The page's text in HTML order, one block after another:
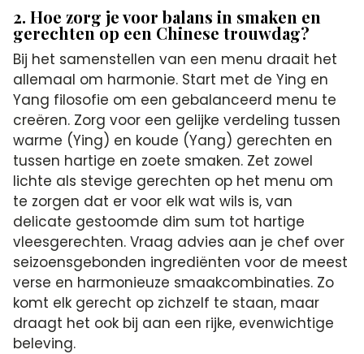
2. Hoe zorg je voor balans in smaken en
gerechten op een Chinese trouwdag?
Bij het samenstellen van een menu draait het
allemaal om harmonie. Start met de Ying en
Yang filosofie om een gebalanceerd menu te
creëren. Zorg voor een gelijke verdeling tussen
warme (Ying) en koude (Yang) gerechten en
tussen hartige en zoete smaken. Zet zowel
lichte als stevige gerechten op het menu om
te zorgen dat er voor elk wat wils is, van
delicate gestoomde dim sum tot hartige
vleesgerechten. Vraag advies aan je chef over
seizoensgebonden ingrediënten voor de meest
verse en harmonieuze smaakcombinaties. Zo
komt elk gerecht op zichzelf te staan, maar
draagt het ook bij aan een rijke, evenwichtige
beleving.